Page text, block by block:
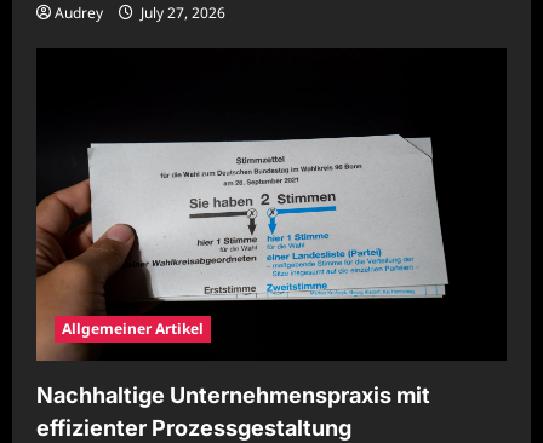
Audrey July 27, 2026
Allgemeiner Artikel
Nachhaltige Unternehmenspraxis mit
effizienter Prozessgestaltung